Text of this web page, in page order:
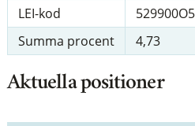
LEI-kod
Summa procent
4,73
Aktuella positioner